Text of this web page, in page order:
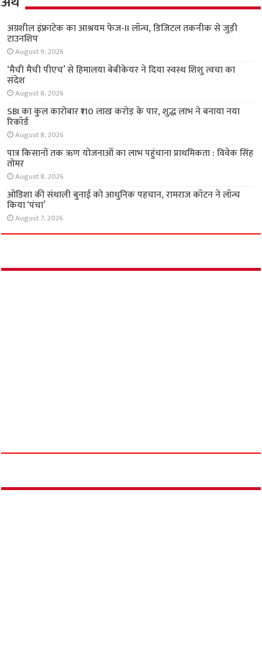
अर्थ
August 9, 2026
शिशु त्वचा का संदेश
August 8, 2026
SBI का कुल कारोबार ₹110 लाख करोड़ के पार, शुद्ध लाभ ने बनाया नया
रिकॉर्ड
August 8, 2026
प्राथमिकता : विवेक सिंह तोमर
ओडिशा की संथाली बुनाई को आधुनिक पहचान,